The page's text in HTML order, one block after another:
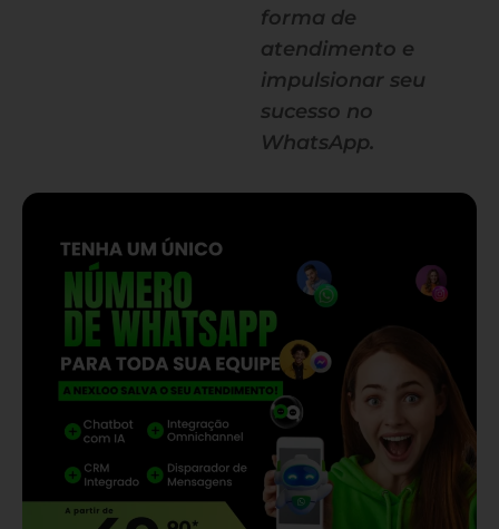
forma de
atendimento e
impulsionar seu
sucesso no
WhatsApp.